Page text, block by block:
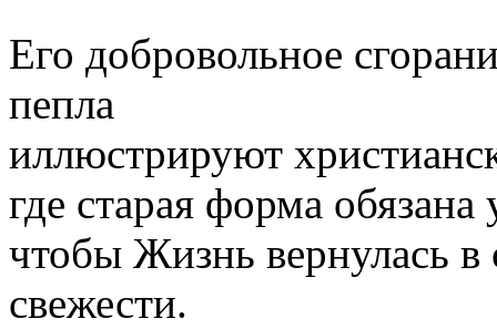
Его добровольное
пепла
иллюстрируют
где старая форма обязана
чтобы Жизнь вернулась
свежести.